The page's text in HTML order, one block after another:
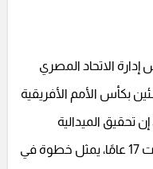
الاتحاد المصري
بكأس الأمم الأفريقية
تحقيق الميدالية
البرونزية في كأس الأمم الأفريقية تحت 17 عامًا، يمثل خطوة في